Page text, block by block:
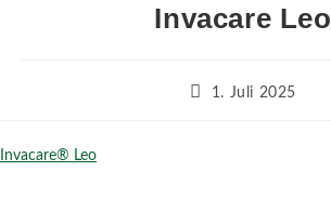
Invacare Leo
Beitrag
1. Juli 2025
Invacare® Leo